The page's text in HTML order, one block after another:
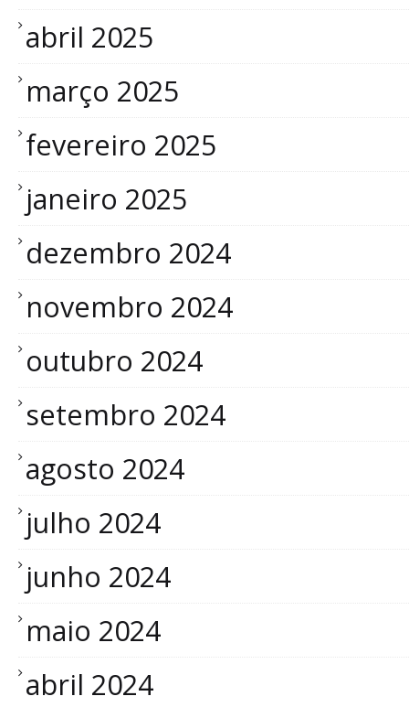
abril 2025
março 2025
fevereiro 2025
janeiro 2025
dezembro 2024
novembro 2024
outubro 2024
setembro 2024
agosto 2024
julho 2024
junho 2024
maio 2024
abril 2024